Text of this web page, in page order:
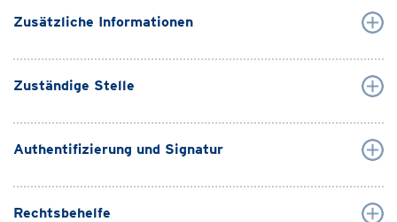
Zusätzliche Informationen
Zuständige Stelle
Authentifizierung und Signatur
Rechtsbehelfe